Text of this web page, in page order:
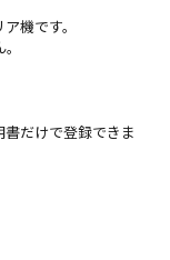
機です。
だけで登録できま